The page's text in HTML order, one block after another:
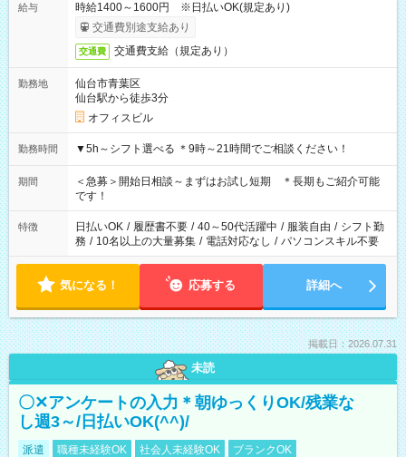
給与
時給1400～1600円 ※日払いOK(規定あり)
交通費別途支給あり
交通費 交通費支給（規定あり）
勤務地
仙台市青葉区
仙台駅から徒歩3分
オフィスビル
勤務時間 ▼5h～シフト選べる ＊9時～21時間でご相談ください！
期間
＜急募＞開始日相談～まずはお試し短期 ＊長期もご紹介可能
です！
特徴 日払いOK / 履歴書不要 / 40～50代活躍中 / 服装自由 / シフト勤
務 / 10名以上の大量募集 / 電話対応なし / パソコンスキル不要
気になる！ 応募する 詳細へ
掲載日：2026.07.31
未読
〇✕アンケートの入力＊朝ゆっくりOK/残業な
し週3～/日払いOK(^^)/
派遣 職種未経験OK 社会人未経験OK
ブランクOK